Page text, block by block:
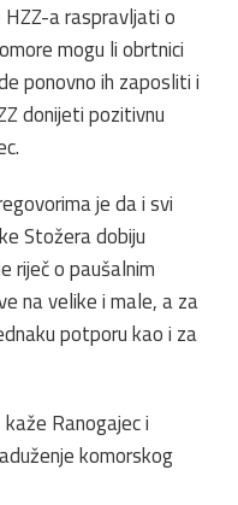
HZZ-a raspravljati o
mogu li obrtnici
ponovno ih zaposliti i
donijeti pozitivnu
je da i svi
Stožera dobiju
riječ o paušalnim
na velike i male, a za
potporu kao i za
Ranogajec i
komorskog